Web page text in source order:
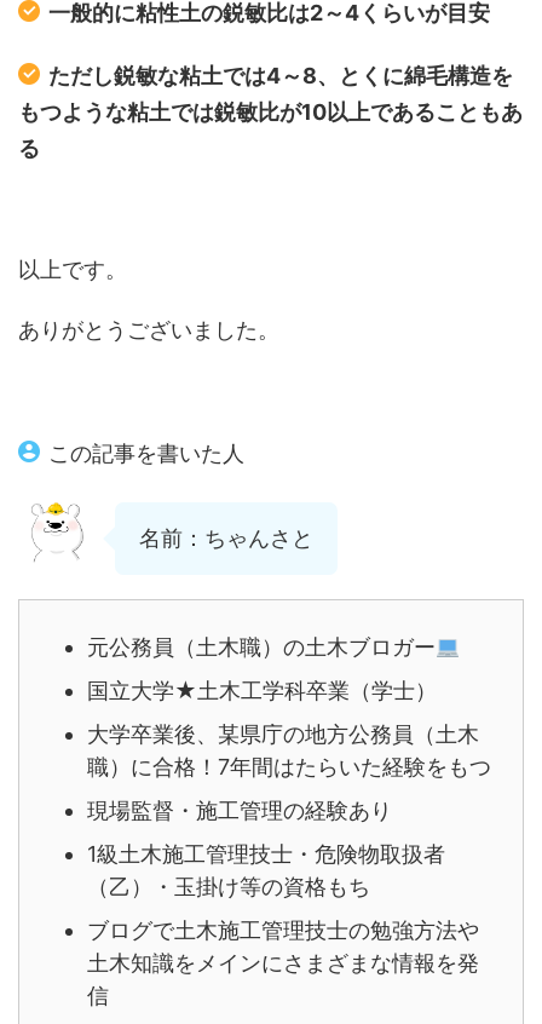
一般的に粘性土の鋭敏比は2～4くらいが目安
ただし鋭敏な粘土では4～8、とくに綿毛構造を
もつような粘土では鋭敏比が10以上であることもあ
る
以上です。
ありがとうございました。
この記事を書いた人
名前：ちゃんさと
元公務員（土木職）の土木ブロガー
国立大学★土木工学科卒業（学士）
大学卒業後、某県庁の地方公務員（土木
職）に合格！7年間はたらいた経験をもつ
現場監督・施工管理の経験あり
1級土木施工管理技士・危険物取扱者
（乙）・玉掛け等の資格もち
ブログで土木施工管理技士の勉強方法や
土木知識をメインにさまざまな情報を発
信